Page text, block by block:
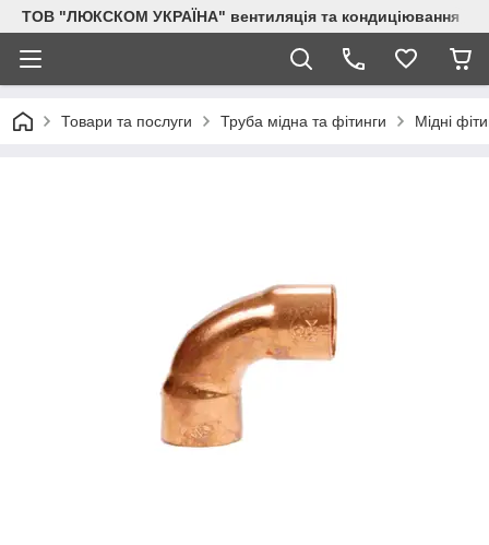
ТОВ "ЛЮКСКОМ УКРАЇНА" вентиляція та кондиціювання
Товари та послуги Труба мідна та фітинги Мідні